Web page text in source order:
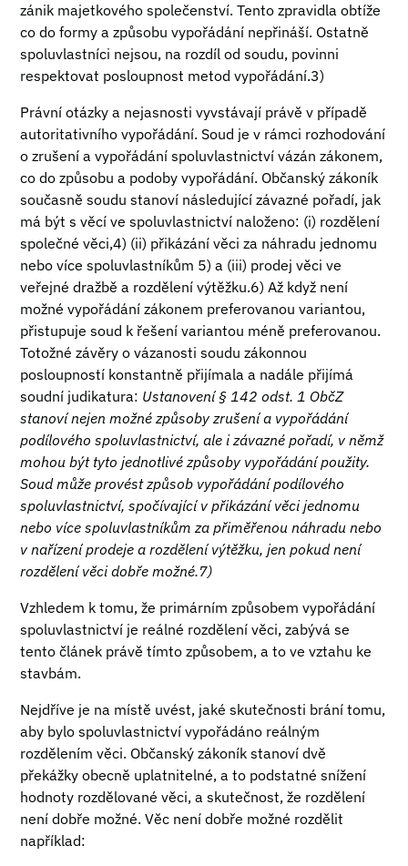
zánik majetkového společenství. Tento zpravidla obtíže
co do formy a způsobu vypořádání nepřináší. Ostatně
spoluvlastníci nejsou, na rozdíl od soudu, povinni
respektovat posloupnost metod vypořádání.3)
Právní otázky a nejasnosti vyvstávají právě v případě
autoritativního vypořádání. Soud je v rámci rozhodování
o zrušení a vypořádání spoluvlastnictví vázán zákonem,
co do způsobu a podoby vypořádání. Občanský zákoník
současně soudu stanoví následující závazné pořadí, jak
má být s věcí ve spoluvlastnictví naloženo: (i) rozdělení
společné věci,4) (ii) přikázání věci za náhradu jednomu
nebo více spoluvlastníkům 5) a (iii) prodej věci ve
veřejné dražbě a rozdělení výtěžku.6) Až když není
možné vypořádání zákonem preferovanou variantou,
přistupuje soud k řešení variantou méně preferovanou.
Totožné závěry o vázanosti soudu zákonnou
posloupností konstantně přijímala a nadále přijímá
soudní judikatura: Ustanovení § 142 odst. 1 ObčZ
stanoví nejen možné způsoby zrušení a vypořádání
podílového spoluvlastnictví, ale i závazné pořadí, v němž
mohou být tyto jednotlivé způsoby vypořádání použity.
Soud může provést způsob vypořádání podílového
spoluvlastnictví, spočívající v přikázání věci jednomu
nebo více spoluvlastníkům za přiměřenou náhradu nebo
v nařízení prodeje a rozdělení výtěžku, jen pokud není
rozdělení věci dobře možné.7)
Vzhledem k tomu, že primárním způsobem vypořádání
spoluvlastnictví je reálné rozdělení věci, zabývá se
tento článek právě tímto způsobem, a to ve vztahu ke
stavbám.
Nejdříve je na místě uvést, jaké skutečnosti brání tomu,
aby bylo spoluvlastnictví vypořádáno reálným
rozdělením věci. Občanský zákoník stanoví dvě
překážky obecně uplatnitelné, a to podstatné snížení
hodnoty rozdělované věci, a skutečnost, že rozdělení
není dobře možné. Věc není dobře možné rozdělit
například: